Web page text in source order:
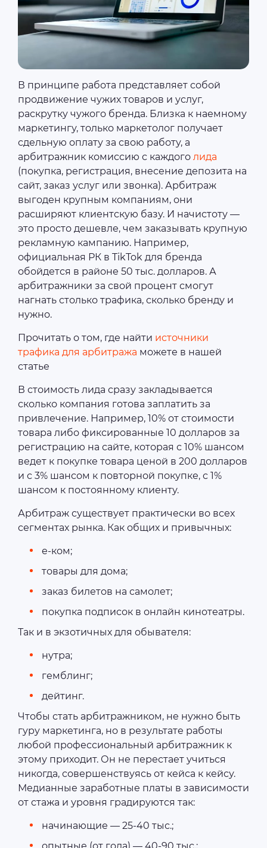
В принципе работа представляет собой
продвижение чужих товаров и услуг,
раскрутку чужого бренда. Близка к наемному
маркетингу, только маркетолог получает
сдельную оплату за свою работу, а
арбитражник комиссию с каждого лида
(покупка, регистрация, внесение депозита на
сайт, заказ услуг или звонка). Арбитраж
выгоден крупным компаниям, они
расширяют клиентскую базу. И начистоту ―
это просто дешевле, чем заказывать крупную
рекламную кампанию. Например,
официальная РК в TikTok для бренда
обойдется в районе 50 тыс. долларов. А
арбитражники за свой процент смогут
нагнать столько трафика, сколько бренду и
нужно.
Прочитать о том, где найти источники
трафика для арбитража можете в нашей
статье
В стоимость лида сразу закладывается
сколько компания готова заплатить за
привлечение. Например, 10% от стоимости
товара либо фиксированные 10 долларов за
регистрацию на сайте, которая с 10% шансом
ведет к покупке товара ценой в 200 долларов
и с 3% шансом к повторной покупке, с 1%
шансом к постоянному клиенту.
Арбитраж существует практически во всех
сегментах рынка. Как общих и привычных:
е-ком;
товары для дома;
заказ билетов на самолет;
покупка подписок в онлайн кинотеатры.
Так и в экзотичных для обывателя:
нутра;
гемблинг;
дейтинг.
Чтобы стать арбитражником, не нужно быть
гуру маркетинга, но в результате работы
любой профессиональный арбитражник к
этому приходит. Он не перестает учиться
никогда, совершенствуясь от кейса к кейсу.
Медианные заработные платы в зависимости
от стажа и уровня градируются так:
начинающие ― 25-40 тыс.;